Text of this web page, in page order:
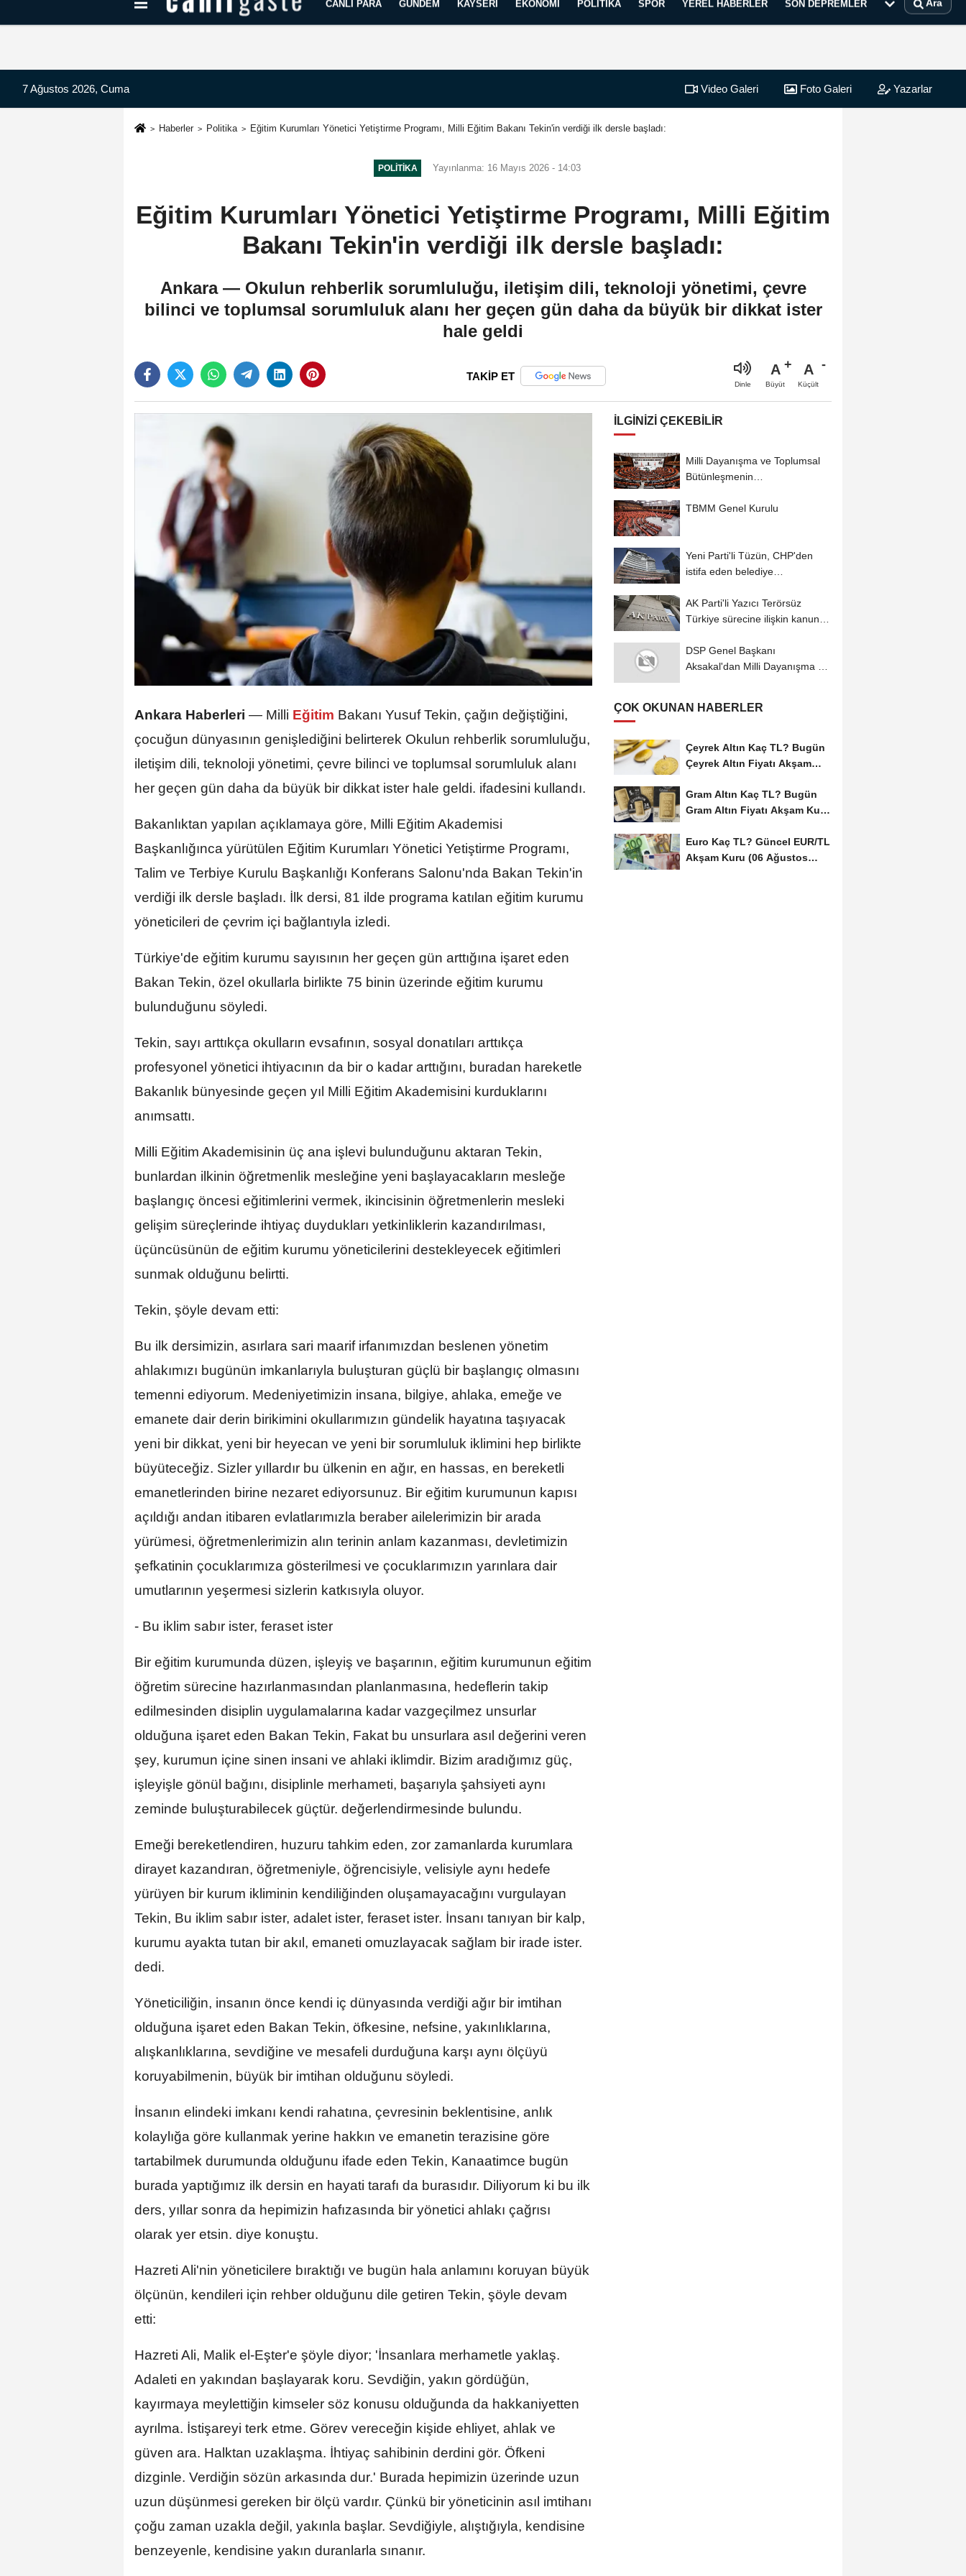
Kayseri Haberleri Can Radyo Dinle
CANLI PARA GÜNDEM KAYSERI EKONOMI POLITIKA SPOR YEREL HABERLER SON DEPREMLER Ara
7 Ağustos 2026, Cuma Video Galeri Foto Galeri Yazarlar
Haberler Politika Eğitim Kurumları Yönetici Yetiştirme Programı, Milli Eğitim Bakanı Tekin'in verdiği ilk dersle başladı:
POLITIKA Yayınlanma: 16 Mayıs 2026 - 14:03
Eğitim Kurumları Yönetici Yetiştirme Programı, Milli Eğitim
Bakanı Tekin'in verdiği ilk dersle başladı:
Ankara — Okulun rehberlik sorumluluğu, iletişim dili, teknoloji yönetimi, çevre
bilinci ve toplumsal sorumluluk alanı her geçen gün daha da büyük bir dikkat ister
hale geldi
TAKİP ET
Dinle
A
Büyüt
A
Küçült
Ankara Haberleri — Milli Eğitim Bakanı Yusuf Tekin, çağın değiştiğini,
çocuğun dünyasının genişlediğini belirterek Okulun rehberlik sorumluluğu,
iletişim dili, teknoloji yönetimi, çevre bilinci ve toplumsal sorumluluk alanı
her geçen gün daha da büyük bir dikkat ister hale geldi. ifadesini kullandı.
Bakanlıktan yapılan açıklamaya göre, Milli Eğitim Akademisi
Başkanlığınca yürütülen Eğitim Kurumları Yönetici Yetiştirme Programı,
Talim ve Terbiye Kurulu Başkanlığı Konferans Salonu'nda Bakan Tekin'in
verdiği ilk dersle başladı. İlk dersi, 81 ilde programa katılan eğitim kurumu
yöneticileri de çevrim içi bağlantıyla izledi.
Türkiye'de eğitim kurumu sayısının her geçen gün arttığına işaret eden
Bakan Tekin, özel okullarla birlikte 75 binin üzerinde eğitim kurumu
bulunduğunu söyledi.
Tekin, sayı arttıkça okulların evsafının, sosyal donatıları arttıkça
profesyonel yönetici ihtiyacının da bir o kadar arttığını, buradan hareketle
Bakanlık bünyesinde geçen yıl Milli Eğitim Akademisini kurduklarını
anımsattı.
Milli Eğitim Akademisinin üç ana işlevi bulunduğunu aktaran Tekin,
bunlardan ilkinin öğretmenlik mesleğine yeni başlayacakların mesleğe
başlangıç öncesi eğitimlerini vermek, ikincisinin öğretmenlerin mesleki
gelişim süreçlerinde ihtiyaç duydukları yetkinliklerin kazandırılması,
üçüncüsünün de eğitim kurumu yöneticilerini destekleyecek eğitimleri
sunmak olduğunu belirtti.
Tekin, şöyle devam etti:
Bu ilk dersimizin, asırlara sari maarif irfanımızdan beslenen yönetim
ahlakımızı bugünün imkanlarıyla buluşturan güçlü bir başlangıç olmasını
temenni ediyorum. Medeniyetimizin insana, bilgiye, ahlaka, emeğe ve
emanete dair derin birikimini okullarımızın gündelik hayatına taşıyacak
yeni bir dikkat, yeni bir heyecan ve yeni bir sorumluluk iklimini hep birlikte
büyüteceğiz. Sizler yıllardır bu ülkenin en ağır, en hassas, en bereketli
emanetlerinden birine nezaret ediyorsunuz. Bir eğitim kurumunun kapısı
açıldığı andan itibaren evlatlarımızla beraber ailelerimizin bir arada
yürümesi, öğretmenlerimizin alın terinin anlam kazanması, devletimizin
şefkatinin çocuklarımıza gösterilmesi ve çocuklarımızın yarınlara dair
umutlarının yeşermesi sizlerin katkısıyla oluyor.
- Bu iklim sabır ister, feraset ister
Bir eğitim kurumunda düzen, işleyiş ve başarının, eğitim kurumunun eğitim
öğretim sürecine hazırlanmasından planlanmasına, hedeflerin takip
edilmesinden disiplin uygulamalarına kadar vazgeçilmez unsurlar
olduğuna işaret eden Bakan Tekin, Fakat bu unsurlara asıl değerini veren
şey, kurumun içine sinen insani ve ahlaki iklimdir. Bizim aradığımız güç,
işleyişle gönül bağını, disiplinle merhameti, başarıyla şahsiyeti aynı
zeminde buluşturabilecek güçtür. değerlendirmesinde bulundu.
Emeği bereketlendiren, huzuru tahkim eden, zor zamanlarda kurumlara
dirayet kazandıran, öğretmeniyle, öğrencisiyle, velisiyle aynı hedefe
yürüyen bir kurum ikliminin kendiliğinden oluşamayacağını vurgulayan
Tekin, Bu iklim sabır ister, adalet ister, feraset ister. İnsanı tanıyan bir kalp,
kurumu ayakta tutan bir akıl, emaneti omuzlayacak sağlam bir irade ister.
dedi.
Yöneticiliğin, insanın önce kendi iç dünyasında verdiği ağır bir imtihan
olduğuna işaret eden Bakan Tekin, öfkesine, nefsine, yakınlıklarına,
alışkanlıklarına, sevdiğine ve mesafeli durduğuna karşı aynı ölçüyü
koruyabilmenin, büyük bir imtihan olduğunu söyledi.
İnsanın elindeki imkanı kendi rahatına, çevresinin beklentisine, anlık
kolaylığa göre kullanmak yerine hakkın ve emanetin terazisine göre
tartabilmek durumunda olduğunu ifade eden Tekin, Kanaatimce bugün
burada yaptığımız ilk dersin en hayati tarafı da burasıdır. Diliyorum ki bu ilk
ders, yıllar sonra da hepimizin hafızasında bir yönetici ahlakı çağrısı
olarak yer etsin. diye konuştu.
Hazreti Ali'nin yöneticilere bıraktığı ve bugün hala anlamını koruyan büyük
ölçünün, kendileri için rehber olduğunu dile getiren Tekin, şöyle devam
etti:
Hazreti Ali, Malik el-Eşter'e şöyle diyor; 'İnsanlara merhametle yaklaş.
Adaleti en yakından başlayarak koru. Sevdiğin, yakın gördüğün,
kayırmaya meylettiğin kimseler söz konusu olduğunda da hakkaniyetten
ayrılma. İstişareyi terk etme. Görev vereceğin kişide ehliyet, ahlak ve
güven ara. Halktan uzaklaşma. İhtiyaç sahibinin derdini gör. Öfkeni
dizginle. Verdiğin sözün arkasında dur.' Burada hepimizin üzerinde uzun
uzun düşünmesi gereken bir ölçü vardır. Çünkü bir yöneticinin asıl imtihanı
çoğu zaman uzakla değil, yakınla başlar. Sevdiğiyle, alıştığıyla, kendisine
benzeyenle, kendisine yakın duranlarla sınanır.
İLGINIZI ÇEKEBILIR
Milli Dayanışma ve Toplumsal
Bütünleşmenin
TBMM Genel Kurulu
Yeni Parti'li Tüzün, CHP'den
istifa eden belediye
AK Parti'li Yazıcı Terörsüz
Türkiye sürecine ilişkin kanun
DSP Genel Başkanı
Aksakal'dan Milli Dayanışma ve
ÇOK OKUNAN HABERLER
Çeyrek Altın Kaç TL? Bugün
Çeyrek Altın Fiyatı Akşam
Gram Altın Kaç TL? Bugün
Gram Altın Fiyatı Akşam Kuru
Euro Kaç TL? Güncel EUR/TL
Akşam Kuru (06 Ağustos